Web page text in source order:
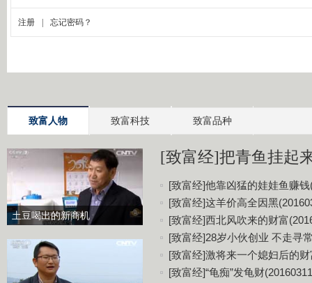
致富人物 致富科技 致富品种
土豆喝出的新商机
[致富经]把青鱼挂起
[致富经]他靠凶猛的娃娃鱼赚钱
[致富经]这羊价高全因黑
[致富经]西北风吹来的财富
[致富经]28岁小伙创业 不走寻
[致富经]激将来一个媳妇后的
[致富经]“龟痴”发龟财